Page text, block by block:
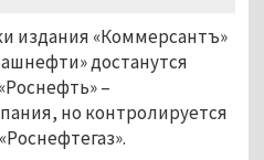
издания «Коммерсантъ»
достанутся
–
но контролируется